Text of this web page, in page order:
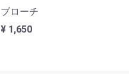
ブローチ
¥ 1,650